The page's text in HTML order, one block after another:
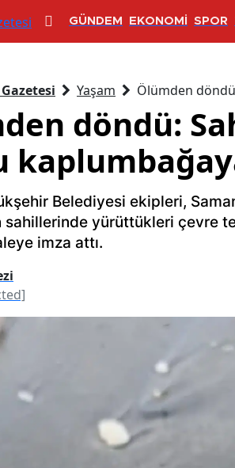
GÜNDEM EKONOMİ SPOR
Yaşam Ölümden
döndü:
Belediyesi ekipleri,
yürüttükleri çevre
imza attı.